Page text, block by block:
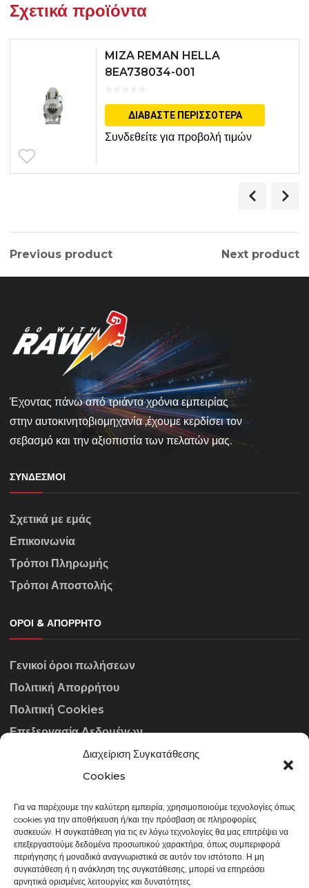
Διαχείριση Συγκατάθεσης
Cookies
Για να παρέχουμε την καλύτερη εμπειρία, χρησιμοποιούμε τεχνολογίες όπως
cookies για την αποθήκευση ή/και την πρόσβαση σε πληροφορίες
συσκευών. Η συγκατάθεση για τις εν λόγω τεχνολογίες θα μας επιτρέψει να
επεξεργαστούμε δεδομένα προσωπικού χαρακτήρα, όπως συμπεριφορά
περιήγησης ή μοναδικά αναγνωριστικά σε αυτόν τον ιστότοπο. Η μη
συγκατάθεση ή η ανάκληση της συγκατάθεσης, μπορεί να επηρεάσει
αρνητικά ορισμένες λειτουργίες και δυνατότητες.
Σχετικά προϊόντα
MIZA REMAN HELLA
8EA738034-001
ΔΙΑΒΆΣΤΕ ΠΕΡΙΣΣΌΤΕΡΑ
Συνδεθείτε για προβολή τιμών
Previous product Next product
Έχοντας πάνω από τριάντα χρόνια εμπειρίας
στην αυτοκινητοβιομηχανία ,έχουμε κερδίσει τον
σεβασμό και την αξιοπιστία των πελατών μας.
ΣΎΝΔΕΣΜΟΙ
Σχετικά με εμάς
Επικοινωνία
Τρόποι Πληρωμής
Τρόποι Αποστολής
ΌΡΟΙ & ΑΠΌΡΡΗΤΟ
Γενικοί όροι πωλήσεων
Πολιτική Απορρήτου
Πολιτική Cookies
Επεξεργασία Δεδομένων
ΣΤΟΙΧΕΊΑ ΕΠΙΚΟΙΝΩΝΊΑΣ
info@gowithraw.gr
24310 35062
Δευ. - Παρ. 08:00 - 20:00